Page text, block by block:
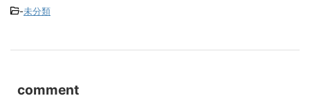
-未分類
comment